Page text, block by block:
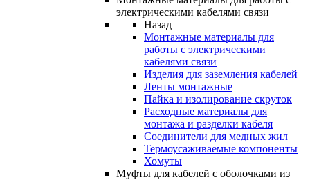
электрическими кабелями связи
Назад
Монтажные материалы для
работы с электрическими
кабелями связи
Изделия для заземления кабелей
Ленты монтажные
Пайка и изолирование скруток
Расходные материалы для
монтажа и разделки кабеля
Соединители для медных жил
Термоусаживаемые компоненты
Хомуты
Муфты для кабелей с оболочками из